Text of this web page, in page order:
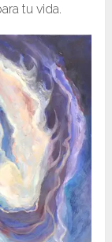
tu vida.